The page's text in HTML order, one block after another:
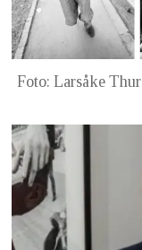
Foto: Larsåke